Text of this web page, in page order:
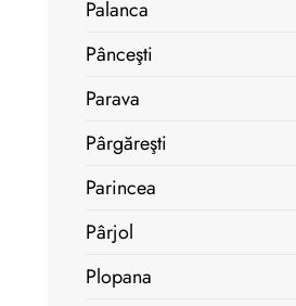
Palanca
Pânceşti
Parava
Pârgăreşti
Parincea
Pârjol
Plopana